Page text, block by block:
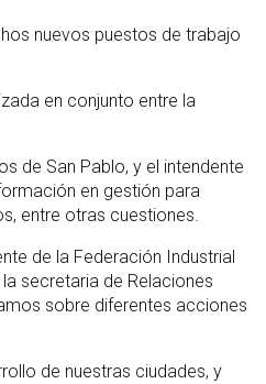
nuevos puestos de trabajo
en conjunto entre la
de San Pablo, y el intendente
en gestión para
entre otras cuestiones.
de la Federación Industrial
secretaria de Relaciones
sobre diferentes acciones
de nuestras ciudades, y